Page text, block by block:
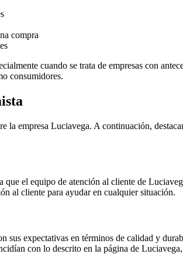
compra
cuando se trata de empresas con
consumidores.
empresa Luciavega. A continuación,
el equipo de atención al cliente de
al cliente para ayudar en cualquier situación.
sus expectativas en términos de calidad y
con lo descrito en la página de